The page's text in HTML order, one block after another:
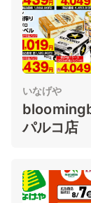
いなげや
パルコ店